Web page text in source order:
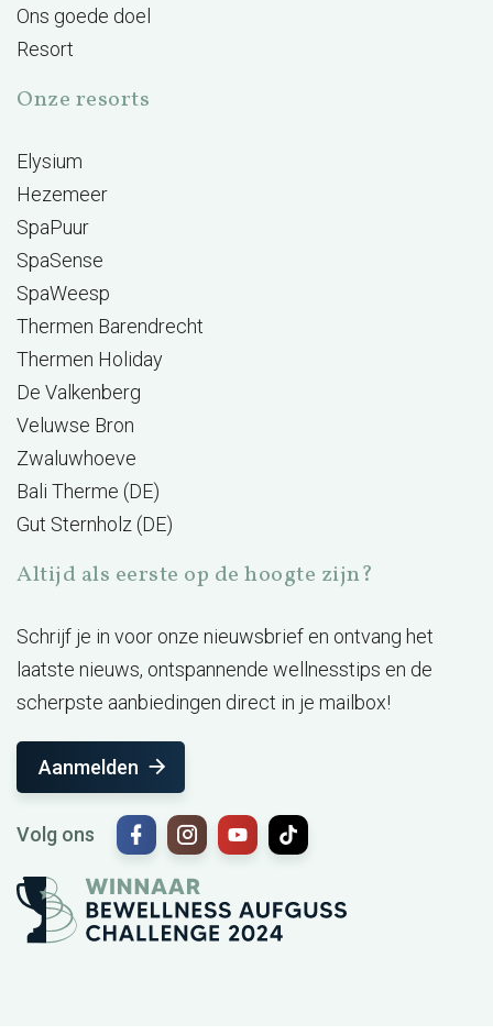
Ons goede doel
Resort
Onze resorts
Elysium
Hezemeer
SpaPuur
SpaSense
SpaWeesp
Thermen Barendrecht
Thermen Holiday
De Valkenberg
Veluwse Bron
Zwaluwhoeve
Bali Therme (DE)
Gut Sternholz (DE)
Altijd als eerste op de hoogte zijn?
Schrijf je in voor onze nieuwsbrief en ontvang het
laatste nieuws, ontspannende wellnesstips en de
scherpste aanbiedingen direct in je mailbox!
Aanmelden
Volg ons